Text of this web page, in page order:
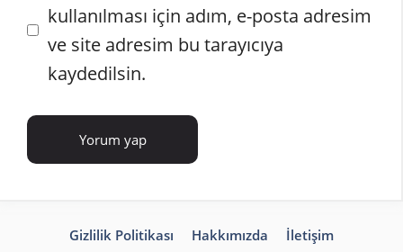
sitesi
kullanılması için adım, e-posta adresim
ve site adresim bu tarayıcıya
kaydedilsin.
Gizlilik Politikası Hakkımızda İletişim